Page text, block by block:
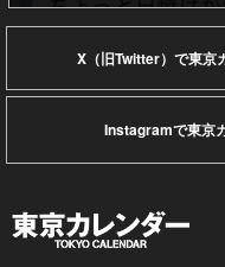
X（旧Twitter）で東京
Instagramで東京